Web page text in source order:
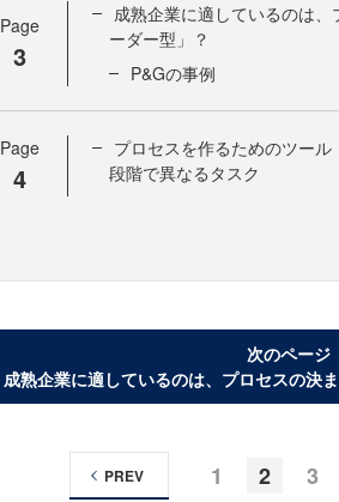
Page
3
成熟企業に適しているのは
ーダー型」？
P&Gの事例
Page
4
プロセスを作るためのツー
段階で異なるタスク
次のページ
成熟企業に適しているのは、プロセスの決
1 2 3
PREV